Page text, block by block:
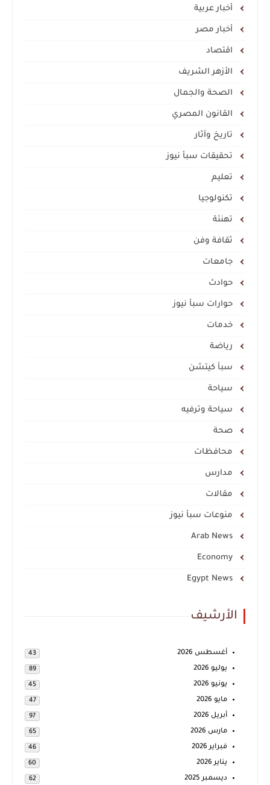
أخبار عربية
أخبار مصر
اقتصاد
الأزهر الشريف
الصحة والجمال
القانون المصري
تاريخ وآثار
تحقيقات سبأ نيوز
تعليم
تكنولوجيا
تهنئة
ثقافة وفن
جامعات
حوادث
حوارات سبأ نيوز
خدمات
رياضة
سبأ كيتشن
سياحة
سياحة وترفيه
صحة
محافظات
مدارس
مقالات
منوعات سبأ نيوز
Arab News
Economy
Egypt News
الأرشيف
أغسطس 2026 43
يوليو 2026 89
يونيو 2026 45
مايو 2026 47
أبريل 2026 97
مارس 2026 65
فبراير 2026 46
يناير 2026 60
ديسمبر 2025 62